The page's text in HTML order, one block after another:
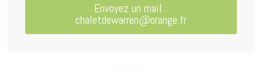
Envoyez un mail :
chaletdewarren@orange.fr